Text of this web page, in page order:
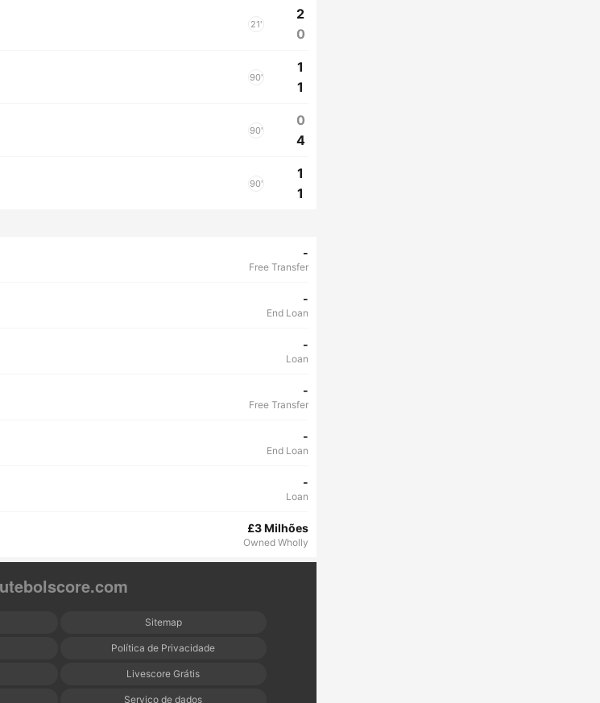
21'
2
0
90'
1
1
90'
0
4
90'
1
1
-
Free Transfer
-
End Loan
-
Loan
-
Free Transfer
-
End Loan
-
Loan
£3 Milhões
Owned Wholly
Sitemap
Política de Privacidade
Livescore Grátis
Serviço de dados